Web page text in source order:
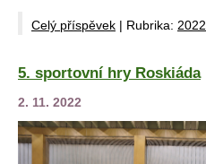
Celý příspěvek | Rubrika: 2022
5. sportovní hry Roskiáda
2. 11. 2022